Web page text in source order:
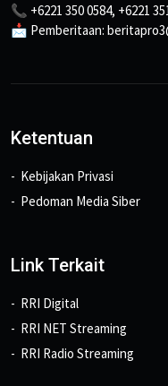
📞 +6221 350 0584, +6221
📩 Pemberitaan:
Ketentuan
Kebijakan Privasi
Pedoman Media Siber
Link Terkait
RRI Digital
RRI NET Streaming
RRI Radio Streaming